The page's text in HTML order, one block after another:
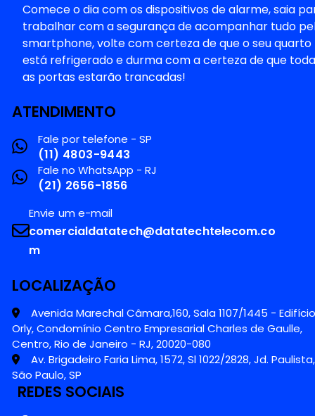
Comece o dia com os dispositivos de alarme, saia
trabalhar com a segurança de acompanhar tudo
smartphone, volte com certeza de que o seu quarto
está refrigerado e durma com a certeza de que
as portas estarão trancadas!
ATENDIMENTO
Fale por telefone - SP
(11) 4803-9443
Fale no WhatsApp - RJ
(21) 2656-1856
Envie um e-mail
comercialdatatech@datatechtelecom.co
m
LOCALIZAÇÃO
Avenida Marechal Câmara,160, Sala 1107/1445 - Edifício
Orly, Condomínio Centro Empresarial Charles de Gaulle,
Centro, Rio de Janeiro - RJ, 20020-080
Av. Brigadeiro Faria Lima, 1572, Sl 1022/2828, Jd. Paulista,
São Paulo, SP
REDES SOCIAIS